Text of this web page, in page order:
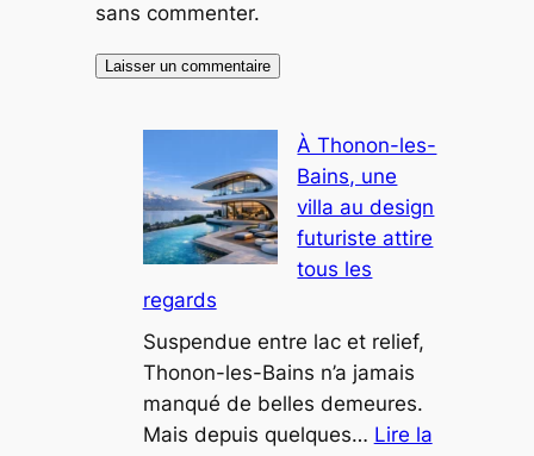
sans commenter.
À Thonon-les-
Bains, une
villa au design
futuriste attire
tous les
regards
Suspendue entre lac et relief,
Thonon-les-Bains n’a jamais
manqué de belles demeures.
Mais depuis quelques… Lire la